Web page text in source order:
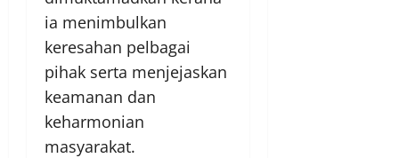
ia menimbulkan
keresahan pelbagai
pihak serta menjejaskan
keamanan dan
keharmonian
masyarakat.